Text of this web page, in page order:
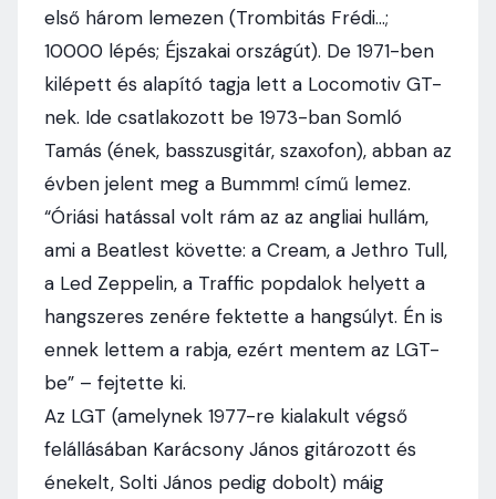
első három lemezen (Trombitás Frédi…;
10000 lépés; Éjszakai országút). De 1971-ben
kilépett és alapító tagja lett a Locomotiv GT-
nek. Ide csatlakozott be 1973-ban Somló
Tamás (ének, basszusgitár, szaxofon), abban az
évben jelent meg a Bummm! című lemez.
“Óriási hatással volt rám az az angliai hullám,
ami a Beatlest követte: a Cream, a Jethro Tull,
a Led Zeppelin, a Traffic popdalok helyett a
hangszeres zenére fektette a hangsúlyt. Én is
ennek lettem a rabja, ezért mentem az LGT-
be” – fejtette ki.
Az LGT (amelynek 1977-re kialakult végső
felállásában Karácsony János gitározott és
énekelt, Solti János pedig dobolt) máig